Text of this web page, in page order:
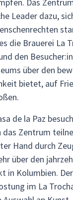
Leader dazu,
die Brauerei La
den
über den
bietet, auf
de la Paz
das Zentrum
Hand durch
über den
in Kolumbien.
im La